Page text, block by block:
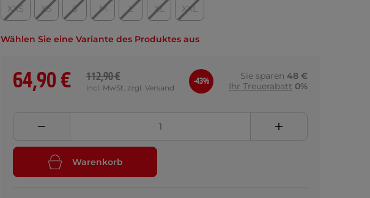
XXS XS S M L XL XXL
Wählen Sie eine Variante des Produktes aus
64,90 € 112,90 €
incl. MwSt. zzgl. Versand
-43% Sie sparen 48 €
Ihr Treuerabatt 0%
Warenkorb